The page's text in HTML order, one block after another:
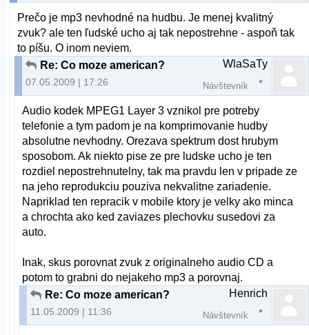
Prečo je mp3 nevhodné na hudbu. Je menej kvalitný
zvuk? ale ten ľudské ucho aj tak nepostrehne - aspoň tak
to píšu. O inom neviem.
Re: Co moze american?
07.05.2009 | 17:26
WlaSaTy
Návštevník
Audio kodek MPEG1 Layer 3 vznikol pre potreby
telefonie a tym padom je na komprimovanie hudby
absolutne nevhodny. Orezava spektrum dost hrubym
sposobom. Ak niekto pise ze pre ludske ucho je ten
rozdiel nepostrehnutelny, tak ma pravdu len v pripade ze
na jeho reprodukciu pouziva nekvalitne zariadenie.
Napriklad ten repracik v mobile ktory je velky ako minca
a chrochta ako ked zaviazes plechovku susedovi za
auto.
Inak, skus porovnat zvuk z originalneho audio CD a
potom to grabni do nejakeho mp3 a porovnaj.
Re: Co moze american?
11.05.2009 | 11:36
Henrich
Návštevník